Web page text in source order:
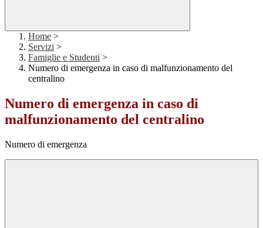
Home >
Servizi >
Famiglie e Studenti >
Numero di emergenza in caso di malfunzionamento del
centralino
Numero di emergenza in caso di
malfunzionamento del centralino
Numero di emergenza